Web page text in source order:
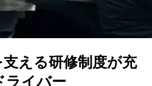
える研修制度が充
ライバー